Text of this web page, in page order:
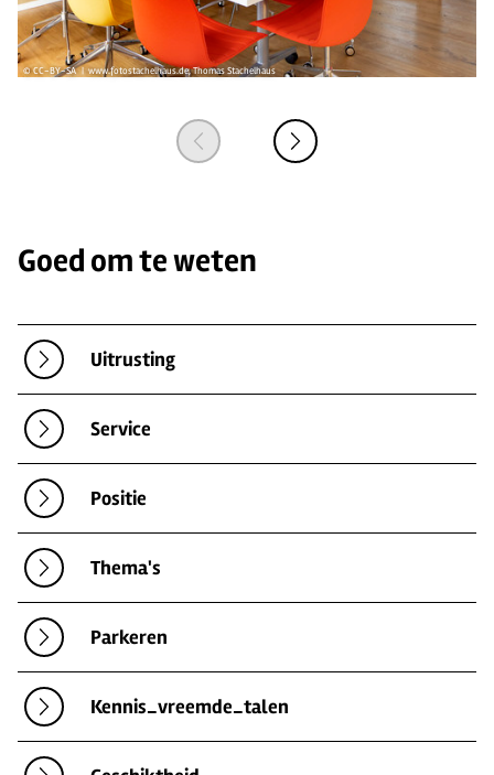
© CC-BY-SA | www.fotostachelhaus.de, Thomas Stachelhaus
Goed om te weten
Uitrusting
Service
Positie
Thema's
Parkeren
Kennis_vreemde_talen